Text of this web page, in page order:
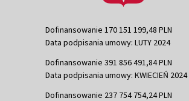
Dofinansowanie 170 151 199,48 PLN
Data podpisania umowy: LUTY 2024
Dofinansowanie 391 856 491,84 PLN
Data podpisania umowy: KWIECIEŃ 2024
Dofinansowanie 237 754 754,24 PLN